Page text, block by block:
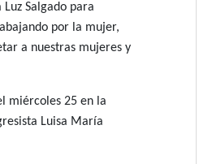
Salgado para
por la mujer,
a nuestras mujeres y
miércoles 25 en la
Luisa María